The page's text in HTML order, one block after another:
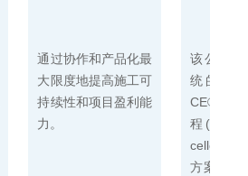
通过协作和产品化最
大限度地提高施工可
持续性和项目盈利能
力。
该公司
统的
CE®平台
程
方案体验